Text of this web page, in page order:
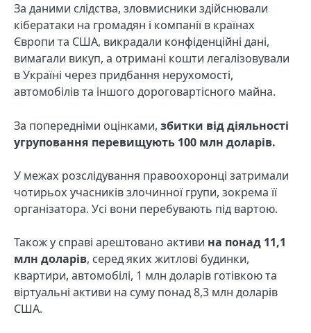
За даними слідства, зловмисники здійснювали
кібератаки на громадян і компанії в країнах
Європи та США, викрадали конфіденційні дані,
вимагали викуп, а отримані кошти легалізовували
в Україні через придбання нерухомості,
автомобілів та іншого дороговартісного майна.
За попередніми оцінками, збитки від діяльності
угруповання перевищують 100 млн доларів.
У межах розслідування правоохоронці затримали
чотирьох учасників злочинної групи, зокрема її
організатора. Усі вони перебувають під вартою.
Також у справі арештовано активи на понад 11,1
млн доларів, серед яких житлові будинки,
квартири, автомобілі, 1 млн доларів готівкою та
віртуальні активи на суму понад 8,3 млн доларів
США.